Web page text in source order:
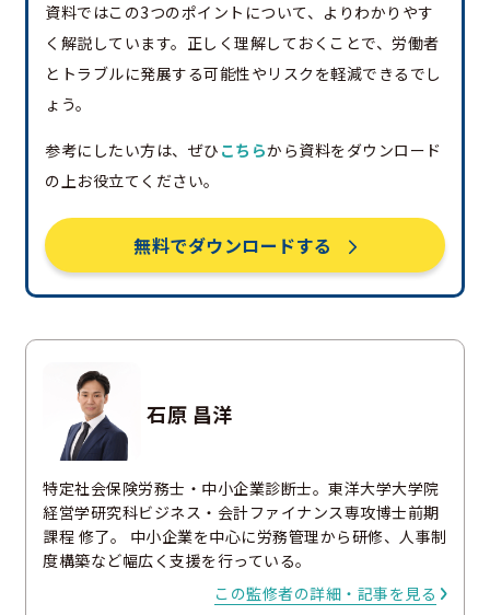
資料ではこの3つのポイントについて、よりわかりやす
く解説しています。正しく理解しておくことで、労働者
とトラブルに発展する可能性やリスクを軽減できるでし
ょう。
参考にしたい方は、ぜひ こちらから資料をダウンロード
の上お役立てください。
無料でダウンロードする
石原 昌洋
特定社会保険労務士・中小企業診断士。東洋大学大学院
経営学研究科ビジネス・会計ファイナンス専攻博士前期
課程 修了。 中小企業を中心に労務管理から研修、人事制
度構築など幅広く支援を行っている。
この監修者の詳細・記事を見る